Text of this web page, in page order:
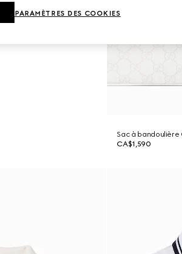
Sac à
CA$1,590
PARAMÈTRES DES COOKIES